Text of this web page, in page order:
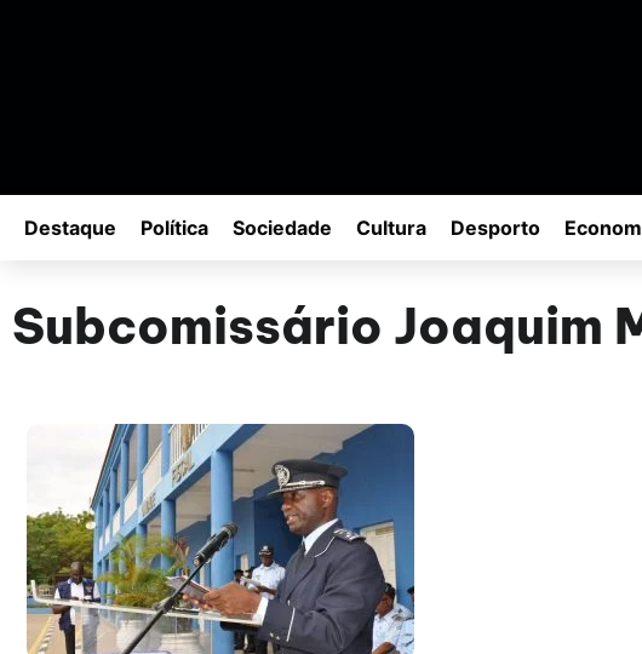
Destaque Política Sociedade Cultura Desporto
Subcomissário Joaquim